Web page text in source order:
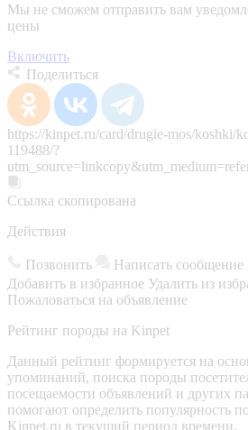
Мы не сможем отправить вам
цены
Включить
Поделиться
https://kinpet.ru/card/drugie-mos/koshki/
119488/?
Ссылка скопирована
Действия
Позвонить Написать сообщение
Добавить в избранное Удалить из
Пожаловаться на объявление
Рейтинг породы на Kinpet
Данный рейтинг формируется на
упоминаний, поиска породы
посещаемости объявлений и других
помогают определить популярность
Kinpet.ru в текущий период времени.